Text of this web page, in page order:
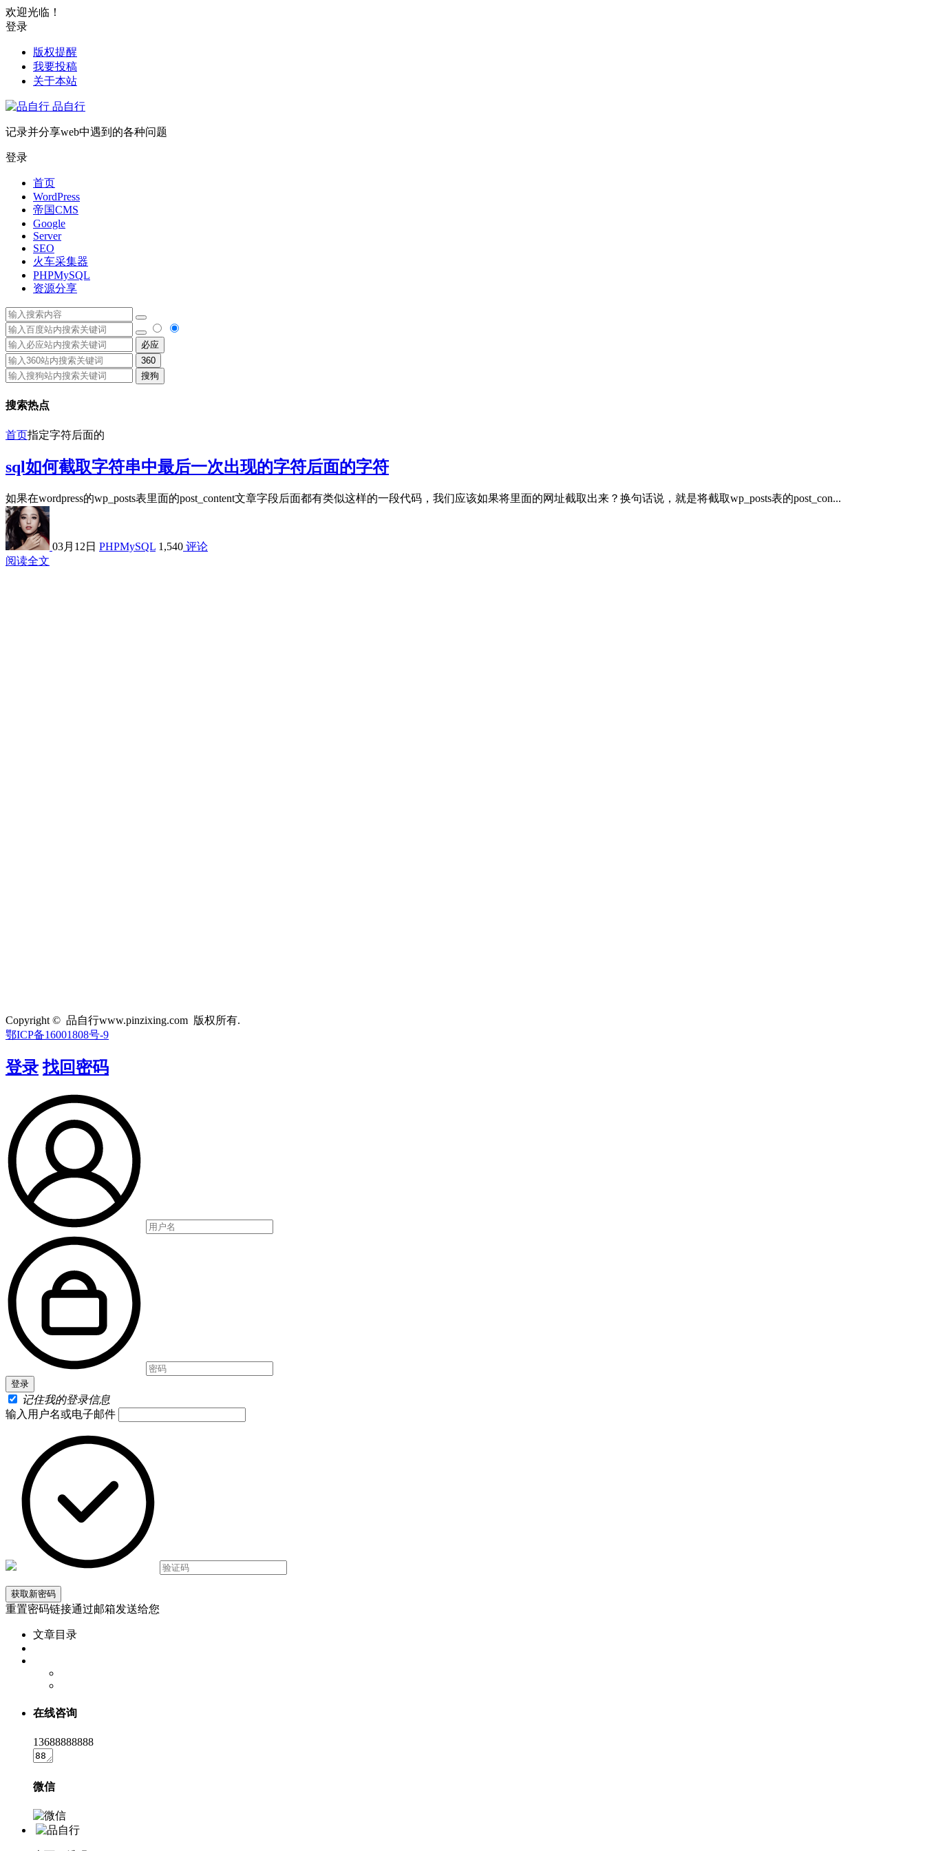
欢迎光临！
登录
版权提醒
我要投稿
关于本站
品自行
记录并分享web中遇到的各种问题
登录
首页
WordPress
帝国CMS
Google
Server
SEO
火车采集器
PHPMySQL
资源分享
必应
360
搜狗
搜索热点
首页指定字符后面的
sql如何截取字符串中最后一次出现的字符后面的字符
如果在wordpress的wp_posts表里面的post_content文章字段后面都有类似这样的一段代码，我们应该如果将里面的网址截取出来？换句话说，就是将截取wp_posts表的post_con...
03月12日 PHPMySQL 1,540 评论
阅读全文
Copyright © 品自行www.pinzixing.com 版权所有.
鄂ICP备16001808号-9
登录 找回密码
记住我的登录信息
输入用户名或电子邮件
重置密码链接通过邮箱发送给您
文章目录
在线咨询
13688888888
微信